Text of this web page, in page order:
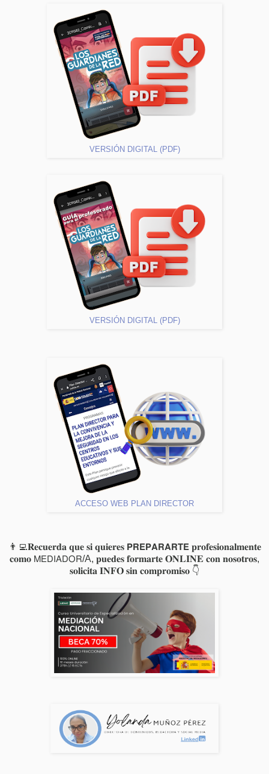
VERSIÓN DIGITAL (PDF)
VERSIÓN DIGITAL (PDF)
ACCESO WEB PLAN DIRECTOR
👨‍💻𝐑𝐞𝐜𝐮𝐞𝐫𝐝𝐚 𝐪𝐮𝐞 𝐬𝐢 𝐪𝐮𝐢𝐞𝐫𝐞𝐬 𝗣𝗥𝗘𝗣𝗔𝗥𝗔𝗥𝗧𝗘 𝐩𝐫𝐨𝐟𝐞𝐬𝐢𝐨𝐧𝐚𝐥𝐦𝐞𝐧𝐭𝐞
𝐜𝐨𝐦𝐨 𝖬𝖤𝖣𝖨𝖠𝖣𝖮𝖱/A, 𝐩𝐮𝐞𝐝𝐞𝐬 𝐟𝐨𝐫𝐦𝐚𝐫𝐭𝐞 𝐎𝐍𝐋𝐈𝐍𝐄 𝐜𝐨𝐧 𝐧𝐨𝐬𝐨𝐭𝐫𝐨𝐬,
𝐬𝐨𝐥𝐢𝐜𝐢𝐭𝐚 𝐈𝐍𝐅𝐎 𝐬𝐢𝐧 𝐜𝐨𝐦𝐩𝐫𝐨𝐦𝐢𝐬𝐨 👇